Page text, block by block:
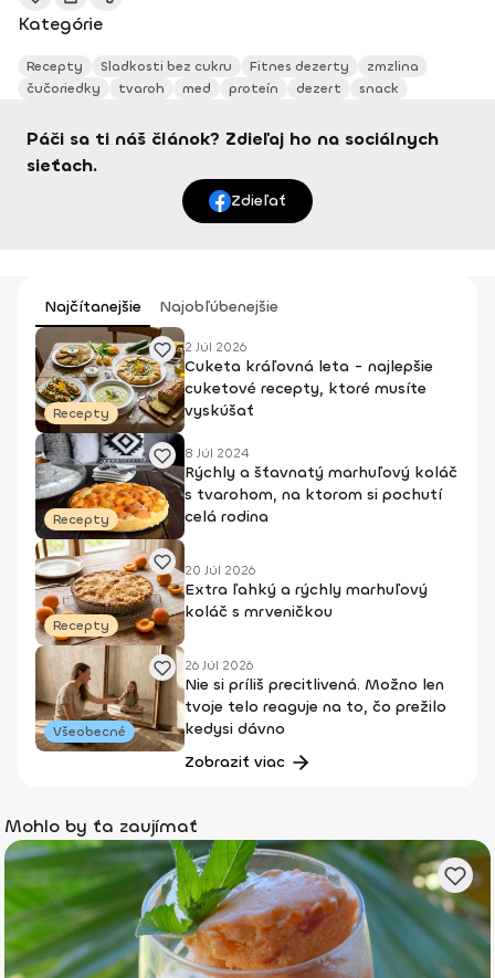
Kategórie
Recepty Sladkosti bez cukru Fitnes dezerty
zmzlina
čučoriedky
tvaroh med proteín dezert snack
Páči sa ti náš článok? Zdieľaj ho na sociálnych
sieťach.
Zdieľať
Najčítanejšie Najobľúbenejšie
Recepty
2 Júl 2026
Cuketa kráľovná leta - najlepšie
cuketové recepty, ktoré musíte
vyskúšať
Recepty
8 Júl 2024
Rýchly a šťavnatý marhuľový koláč
s tvarohom, na ktorom si pochutí
celá rodina
Recepty
20 Júl 2026
Extra ľahký a rýchly marhuľový
koláč s mrveničkou
Všeobecné
26 Júl 2026
Nie si príliš precitlivená. Možno len
tvoje telo reaguje na to, čo prežilo
kedysi dávno
Zobraziť viac
Mohlo by ťa zaujímať